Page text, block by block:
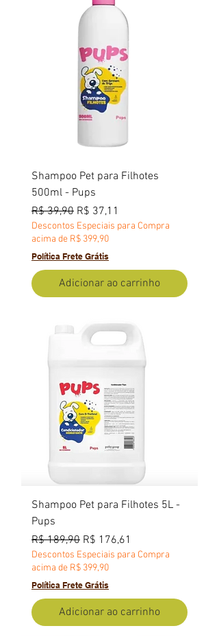
Shampoo Pet para Filhotes
500ml - Pups
Preço normal
R$ 39,90 Preço promocional
R$ 37,11
Descontos Especiais para Compra
acima de R$ 399,90
Política Frete Grátis
Adicionar ao carrinho
Shampoo Pet para Filhotes 5L -
Pups
Preço normal
R$ 189,90 Preço promocional
R$ 176,61
Descontos Especiais para Compra
acima de R$ 399,90
Política Frete Grátis
Adicionar ao carrinho